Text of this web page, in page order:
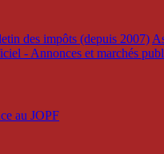
des impôts (depuis 2007)
- Annonces et marchés
au JOPF